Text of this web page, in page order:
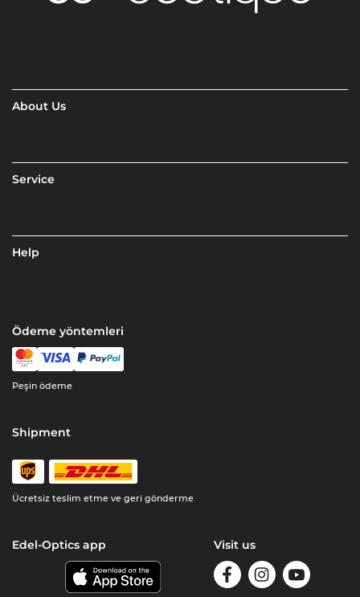
About Us
Service
Help
Ödeme yöntemleri
Peşin ödeme
Shipment
Ücretsiz teslim etme ve geri gönderme
Edel-Optics app Visit us